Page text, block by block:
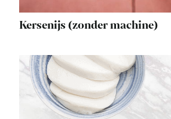
Kersenijs (zonder machine)